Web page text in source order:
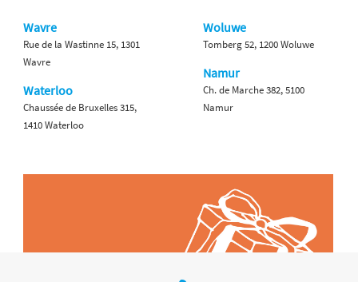
Wavre
Rue de la Wastinne 15, 1301
Wavre
Waterloo
Chaussée de Bruxelles 315,
1410 Waterloo
Woluwe
Tomberg 52, 1200 Woluwe
Namur
Ch. de Marche 382, 5100
Namur